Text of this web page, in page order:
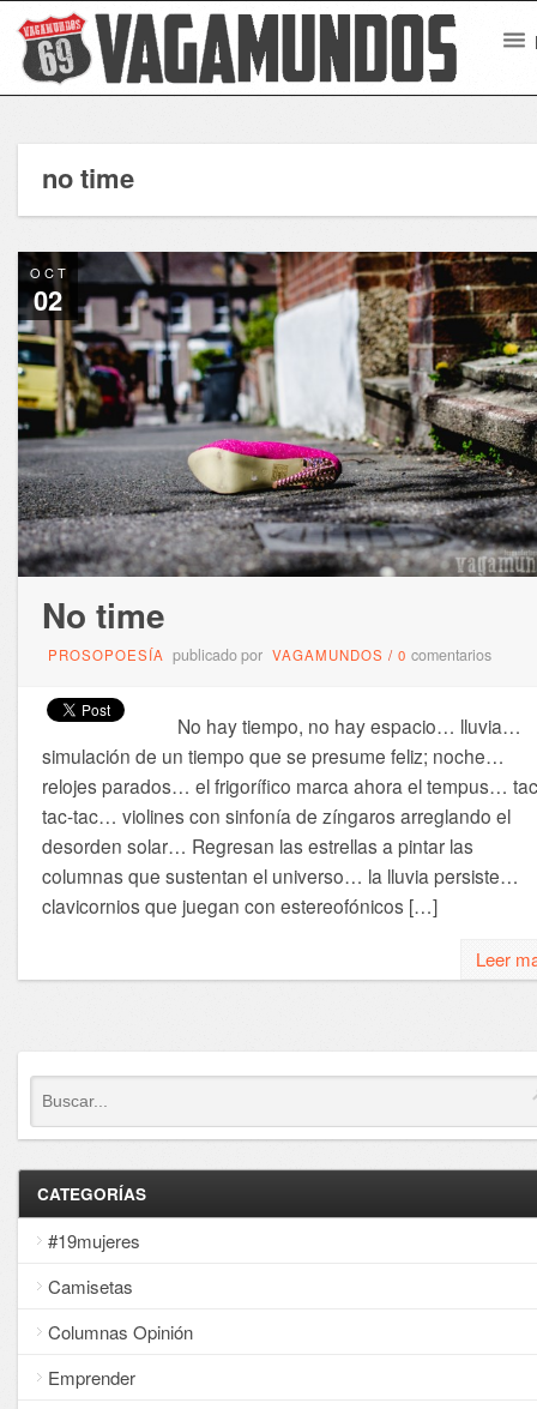
no time
OCT
02
No time
PROSOPOESÍA publicado por VAGAMUNDOS / 0 comentarios
No hay tiempo, no hay espacio… lluvia…
simulación de un tiempo que se presume feliz; noche…
relojes parados… el frigorífico marca ahora el tempus…
tac-tac… violines con sinfonía de zíngaros arreglando el
desorden solar… Regresan las estrellas a pintar las
columnas que sustentan el universo… la lluvia persiste…
clavicornios que juegan con estereofónicos […]
Leer
CATEGORÍAS
#19mujeres
Camisetas
Columnas Opinión
Emprender